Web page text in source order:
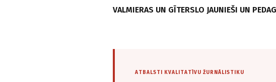
VALMIERAS UN GĪTERSLO JAUNIEŠI UN
ATBALSTI KVALITATĪVU ŽURNĀLISTIKU